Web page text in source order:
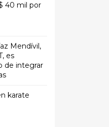
40 mil por
Mendívil,
es
de integrar
karate